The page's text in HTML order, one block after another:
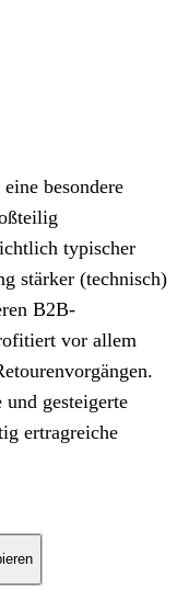
besondere
typischer
stärker (technisch)
B2B-
vor allem
gesteigerte
ertragreiche